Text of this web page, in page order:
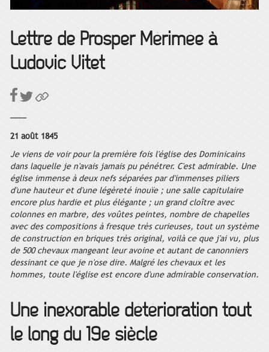
Lettre de Prosper Mérimée à
Ludovic Vitet
21 août 1845
Je viens de voir pour la première fois l'église des Dominicains
dans laquelle je n'avais jamais pu pénétrer. C'est admirable. Une
église immense à deux nefs séparées par d'immenses piliers
d'une hauteur et d'une légèreté inouïe ; une salle capitulaire
encore plus hardie et plus élégante ; un grand cloître avec
colonnes en marbre, des voûtes peintes, nombre de chapelles
avec des compositions à fresque très curieuses, tout un système
de construction en briques très original, voilà ce que j'ai vu, plus
de 500 chevaux mangeant leur avoine et autant de canonniers
dessinant ce que je n'ose dire. Malgré les chevaux et les
hommes, toute l'église est encore d'une admirable conservation.
Une inexorable détérioration tout
le long du 19e siècle